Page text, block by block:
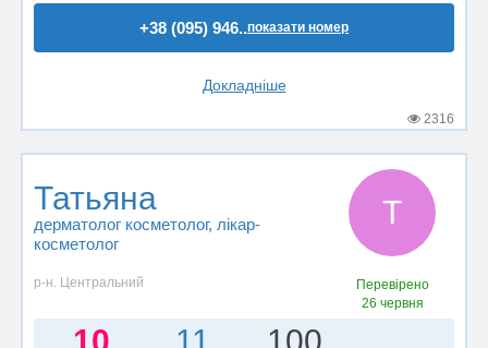
+38 (095) 946..показати номер
Докладніше
2316
Татьяна
дерматолог косметолог, лікар-
косметолог
Т
р-н. Центральний
Перевірено
26 червня